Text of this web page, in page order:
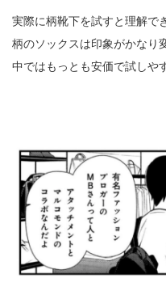
実際に柄靴下を試すと理解で
柄のソックスは印象がかなり
中ではもっとも安価で試しや